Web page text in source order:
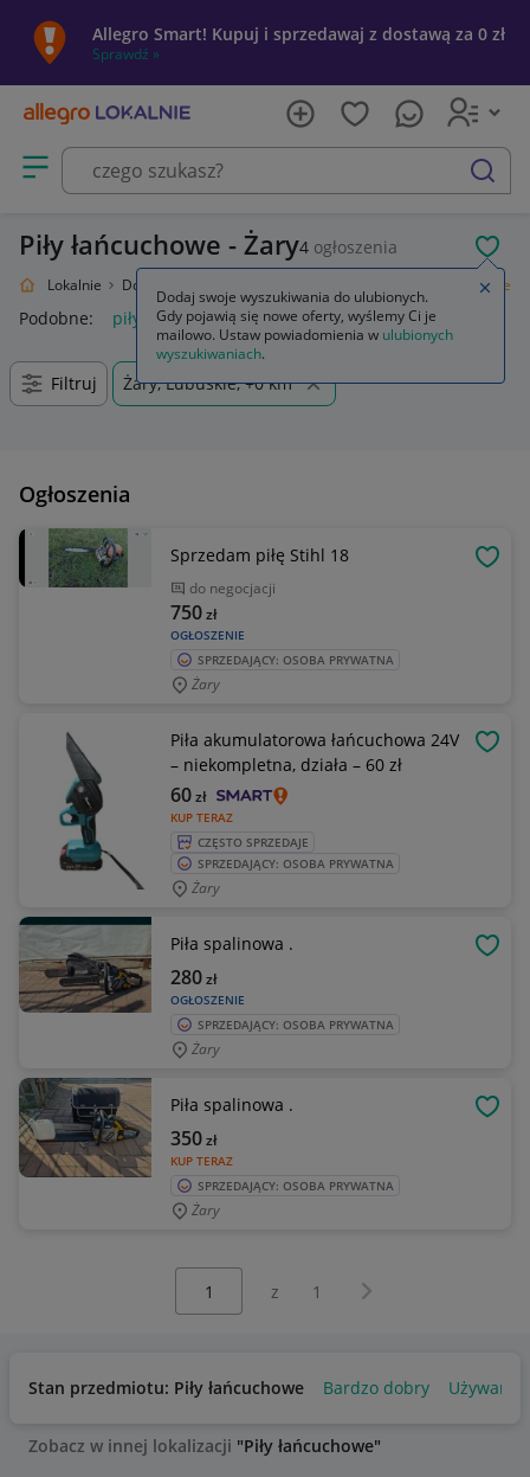
Allegro Smart! Kupuj i sprzedawaj z dostawą za 0 zł
Sprawdź »
Otwórz menu z kategoriami
szukaj
Piły łańcuchowe - Żary4 ogłoszenia
Lokalnie Dom i Ogród Piły łańcuchowe
Podobne: piły łańcuchowe ostrzałka do piły łańcuchowej
Filtruj Żary, Lubuskie, +0 km
Ogłoszenia
Sprzedam piłę Stihl 18
do negocjacji
OGŁOSZENIE
750zł
SPRZEDAJĄCY: OSOBA PRYWATNA
Żary
Piła akumulatorowa łańcuchowa 24V
– niekompletna, działa – 60 zł
KUP TERAZ
60zł
CZĘSTO SPRZEDAJE
SPRZEDAJĄCY: OSOBA PRYWATNA
Żary
Piła spalinowa .
OGŁOSZENIE
280zł
SPRZEDAJĄCY: OSOBA PRYWATNA
Żary
Piła spalinowa .
KUP TERAZ
350zł
SPRZEDAJĄCY: OSOBA PRYWATNA
Żary
z 1 Następna strona
Stan przedmiotu: Piły łańcuchowe Bardzo dobry Używany
Zobacz w innej lokalizacji "Piły łańcuchowe"
Dodaj swoje wyszukiwania do ulubionych.
Gdy pojawią się nowe oferty, wyślemy Ci je
mailowo. Ustaw powiadomienia w ulubionych
wyszukiwaniach.